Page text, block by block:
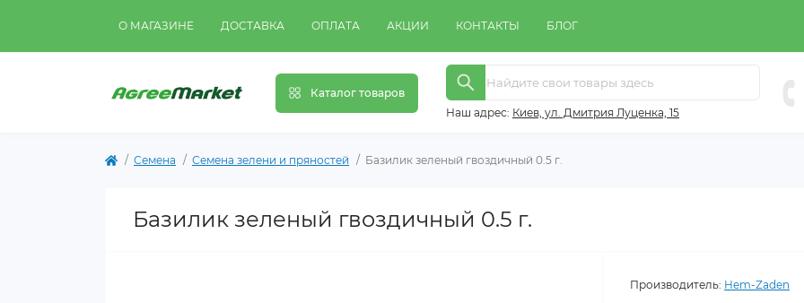
О МАГАЗИНЕ ДОСТАВКА ОПЛАТА АКЦИИ КОНТАКТЫ БЛОГ
Каталог товаров
Наш адрес: Киeв, ул. Дмитрия Луценка, 15
Семена Семена зелени и пряностей Базилик зеленый гвоздичный 0.5 г.
Базилик зеленый гвоздичный 0.5 г.
Производитель: Hem-Zaden